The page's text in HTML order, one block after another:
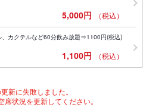
5,000円 （税込）
、カクテルなど60分飲み放題⇒1100円(税込)
1,100円 （税込）
新に失敗しました。
状況を更新してください。